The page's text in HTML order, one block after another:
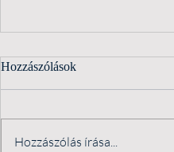
Hozzászólások
Hozzászólás írása...